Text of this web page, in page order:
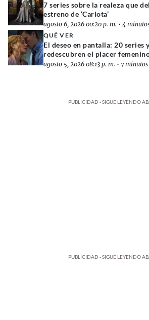
7 series sobre la realeza que
estreno de ‘Carlota’
agosto 6, 2026 00:20 p. m. • 4
QUÉ VER
El deseo en pantalla: 20 series
redescubren el placer
agosto 5, 2026 08:13 p. m. • 7
PUBLICIDAD - SIGUE LEYENDO
PUBLICIDAD - SIGUE LEYENDO